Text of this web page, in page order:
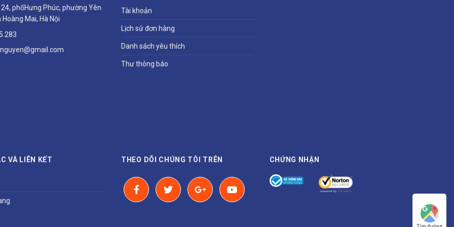
phốHưng Phúc, phường Yên
Hoàng Mai, Hà Nội
Tài khoản
Lịch sử đơn hàng
Danh sách yêu thích
Thư thông báo
VÀ LIÊN KẾT THEO DÕI CHÚNG TÔI TRÊN CHỨNG NHẬN